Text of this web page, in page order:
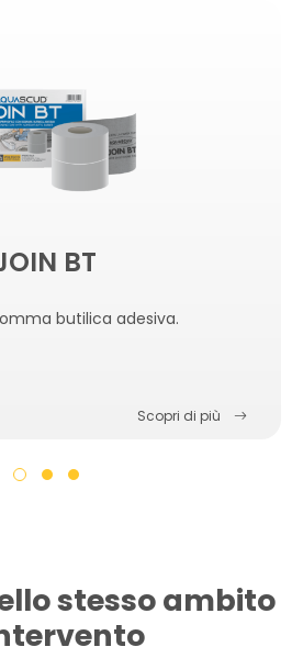
BT
butilica adesiva.
Scopri di più
stesso ambito